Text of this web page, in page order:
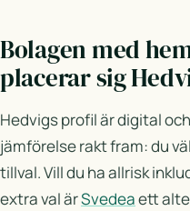
Bolagen med
placerar sig
Hedvigs profil är digital
jämförelse rakt fram: du
tillval. Vill du ha allrisk
extra val ärSvedeaett